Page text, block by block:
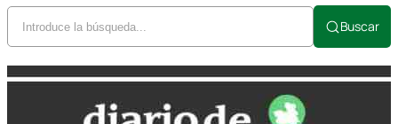
Buscar